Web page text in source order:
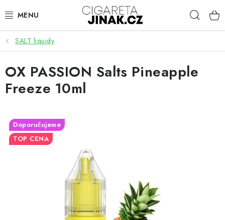
na
ELEKTRONICKÉ CIGARETY
CARTRIDGE A ŽHAVÍCÍ HLAVY
HOTOVÉ LIQUIDY
SALT liquidy
OX PASSION Salts Pineapple
Freeze 10ml
Doporučujeme
TOP CENA